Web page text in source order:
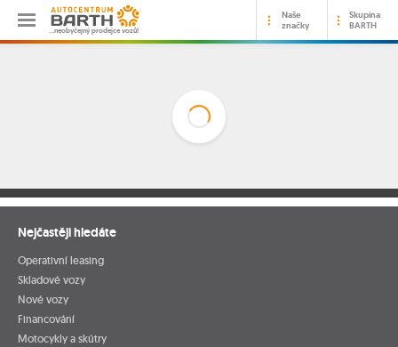
…neobyčejný prodejce vozů!
Naše
značky
Skupina
BARTH
Nejčastěji hledáte
Operativní leasing
Skladové vozy
Nové vozy
Financování
Motocykly a skútry